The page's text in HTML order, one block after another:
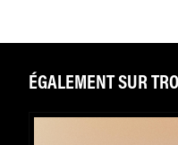
ÉGALEMENT SUR